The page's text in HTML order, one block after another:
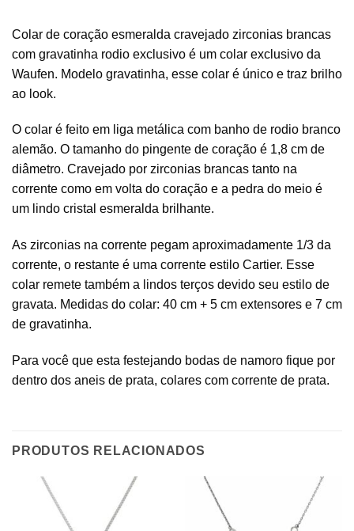
Colar de coração esmeralda cravejado zirconias brancas
com gravatinha rodio exclusivo é um colar exclusivo da
Waufen. Modelo gravatinha, esse colar é único e traz brilho
ao look.
O colar é feito em liga metálica com banho de rodio branco
alemão. O tamanho do pingente de coração é 1,8 cm de
diâmetro. Cravejado por zirconias brancas tanto na
corrente como em volta do coração e a pedra do meio é
um lindo cristal esmeralda brilhante.
As zirconias na corrente pegam aproximadamente 1/3 da
corrente, o restante é uma corrente estilo Cartier. Esse
colar remete também a lindos terços devido seu estilo de
gravata. Medidas do colar: 40 cm + 5 cm extensores e 7 cm
de gravatinha.
Para você que esta festejando bodas de namoro fique por
dentro dos aneis de prata, colares com corrente de prata.
PRODUTOS RELACIONADOS